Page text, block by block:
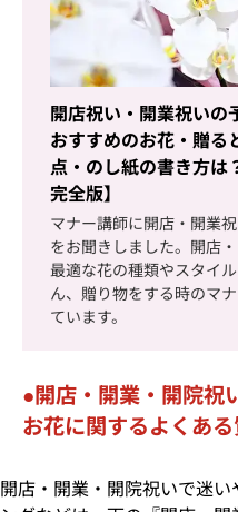
開店祝い・開業祝いの
おすすめのお花・贈る
点・のし紙の書き方は
完全版】
マナー講師に開店・開業
をお聞きしました。開店
最適な花の種類やスタイ
ん、贈り物をする時のマ
ています。
開店・開業・開院祝
お花に関するよくあ
開店・開業・開院祝いで迷